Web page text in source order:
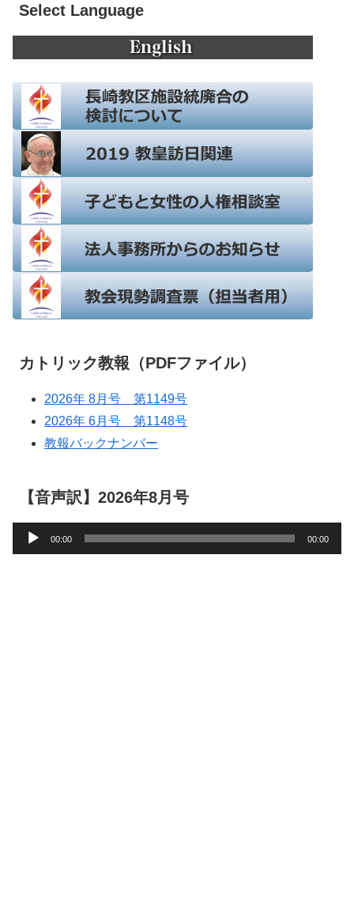
Select Language
カトリック教報（PDFファイル）
2026年 8月号 第1149号
2026年 6月号 第1148号
教報バックナンバー
【音声訳】2026年8月号
声
00:00 00:00